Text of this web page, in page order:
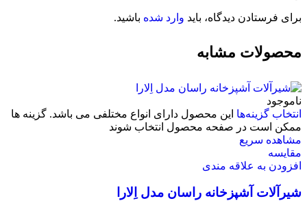
برای فرستادن دیدگاه، باید وارد شده باشید.
محصولات مشابه
ناموجود
انتخاب گزینه‌ها این محصول دارای انواع مختلفی می باشد. گزینه ها
ممکن است در صفحه محصول انتخاب شوند
مشاهده سریع
مقایسه
افزودن به علاقه مندی
شیرآلات آشپزخانه راسان مدل اِلارا